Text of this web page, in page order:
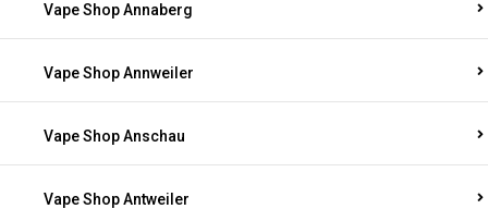
Vape Shop Annaberg
Vape Shop Annweiler
Vape Shop Anschau
Vape Shop Antweiler